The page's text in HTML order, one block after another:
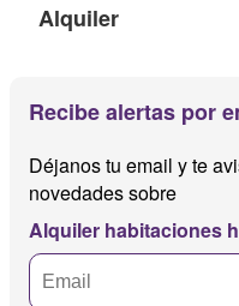
Alquiler
Recibe alertas por
Déjanos tu email y te
novedades sobre
Alquiler habitaciones